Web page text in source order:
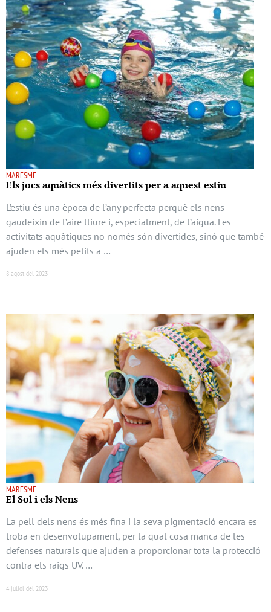
MARESME
Els jocs aquàtics més divertits per a aquest estiu
L’estiu és una època de l’any perfecta perquè els nens
gaudeixin de l’aire lliure i, especialment, de l’aigua. Les
activitats aquàtiques no només són divertides, sinó que també
ajuden els més petits a …
8 agost del 2023
MARESME
El Sol i els Nens
La pell dels nens és més fina i la seva pigmentació encara es
troba en desenvolupament, per la qual cosa manca de les
defenses naturals que ajuden a proporcionar tota la protecció
contra els raigs UV. …
4 juliol del 2023